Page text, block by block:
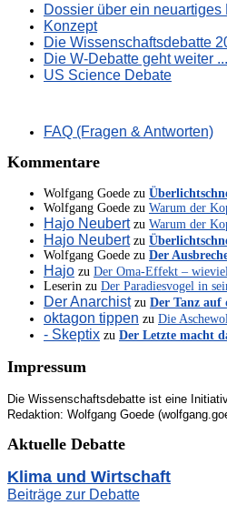
Dossier über ein
Konzept
Die Wissenschaftsdebatte
Die W-Debatte geht weiter ...
US Science Debate
FAQ (Fragen & Antworten)
Kommentare
Wolfgang Goede zu
Wolfgang Goede zu Warum der
Hajo Neubertzu Warum der
Hajo Neubertzu
Wolfgang Goede zu Der
Hajo zu Der Oma-Effekt –
Leserin zu Der Paradiesvogel in
Der Anarchistzu Der Tanz auf
oktagon tippen zu Die
- Skeptix zu Der Letzte macht
Impressum
Die Wissenschaftsdebatte ist eine
Redaktion: Wolfgang Goede
Aktuelle Debatte
Klima und Wirtschaft
Beiträge zur Debatte